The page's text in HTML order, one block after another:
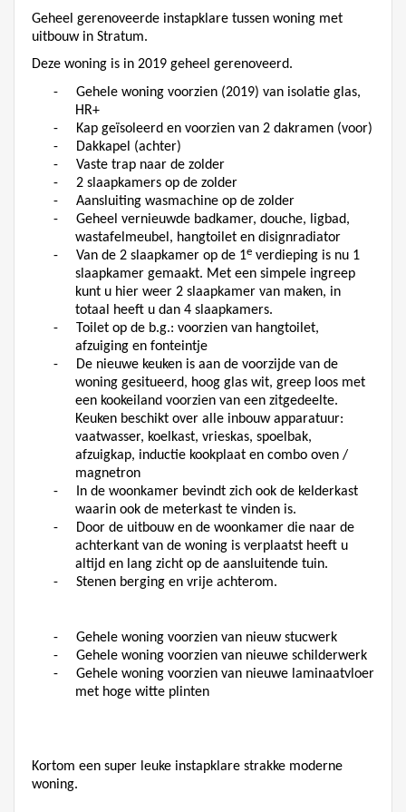
Geheel gerenoveerde instapklare tussen woning met
uitbouw in Stratum.
Deze woning is in 2019 geheel gerenoveerd.
-
Gehele woning voorzien (2019) van isolatie glas,
HR+
-
Kap geïsoleerd en voorzien van 2 dakramen (voor)
-
Dakkapel (achter)
-
Vaste trap naar de zolder
-
2 slaapkamers op de zolder
-
Aansluiting wasmachine op de zolder
-
Geheel vernieuwde badkamer, douche, ligbad,
wastafelmeubel, hangtoilet en disignradiator
-
Van de 2 slaapkamer op de 1e verdieping is nu 1
slaapkamer gemaakt. Met een simpele ingreep
kunt u hier weer 2 slaapkamer van maken, in
totaal heeft u dan 4 slaapkamers.
-
Toilet op de b.g.: voorzien van hangtoilet,
afzuiging en fonteintje
-
De nieuwe keuken is aan de voorzijde van de
woning gesitueerd, hoog glas wit, greep loos met
een kookeiland voorzien van een zitgedeelte.
Keuken beschikt over alle inbouw apparatuur:
vaatwasser, koelkast, vrieskas, spoelbak,
afzuigkap, inductie kookplaat en combo oven /
magnetron
-
In de woonkamer bevindt zich ook de kelderkast
waarin ook de meterkast te vinden is.
-
Door de uitbouw en de woonkamer die naar de
achterkant van de woning is verplaatst heeft u
altijd en lang zicht op de aansluitende tuin.
-
Stenen berging en vrije achterom.
-
Gehele woning voorzien van nieuw stucwerk
-
Gehele woning voorzien van nieuwe schilderwerk
-
Gehele woning voorzien van nieuwe laminaatvloer
met hoge witte plinten
Kortom een super leuke instapklare strakke moderne
woning.